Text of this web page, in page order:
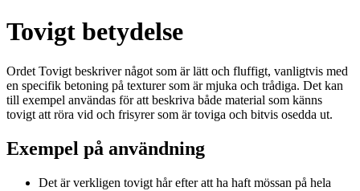
Tovigt betydelse
Ordet Tovigt beskriver något som är lätt och fluffigt, vanligtvis med
en specifik betoning på texturer som är mjuka och trådiga. Det kan
till exempel användas för att beskriva både material som känns
tovigt att röra vid och frisyrer som är toviga och bitvis osedda ut.
Exempel på användning
Det är verkligen tovigt hår efter att ha haft mössan på hela